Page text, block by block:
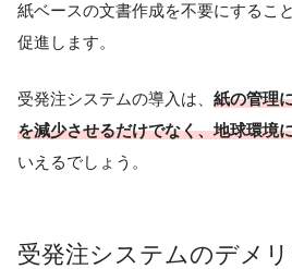
紙ベースの文書作成を不要にするこ
促進します。
受発注システムの導入は、 紙の管理
を減少させるだけでなく、地球環境
いえるでしょう。
受発注システムのデメリ